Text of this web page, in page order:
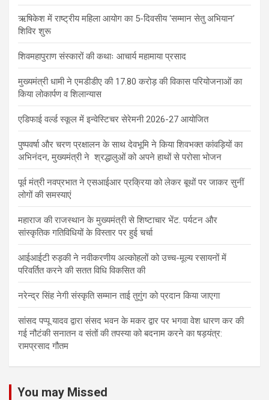
ऋषिकेश में राष्ट्रीय महिला आयोग का 5-दिवसीय ‘सम्मान सेतु अभियान’
शिविर शुरू
शिवमहापुराण संस्कारों की कथाः आचार्य महामाया प्रसाद
मुख्यमंत्री धामी ने एमडीडीए की 17.80 करोड़ की विकास परियोजनाओं का
किया लोकार्पण व शिलान्यास
एडिफाई वर्ल्ड स्कूल में इन्वेस्टिचर सेरेमनी 2026-27 आयोजित
पुष्पवर्षा और चरण प्रक्षालन के साथ देवभूमि ने किया शिवभक्त कांवड़ियों का
अभिनंदन, मुख्यमंत्री ने श्रद्धालुओं को अपने हाथों से परोसा भोजन
पूर्व मंत्री नवप्रभात ने एसआईआर प्रक्रिया को लेकर बूथों पर जाकर सुनीं
लोगों की समस्याएं
महाराज की राजस्थान के मुख्यमंत्री से शिष्टाचार भेंट. पर्यटन और
सांस्कृतिक गतिविधियों के विस्तार पर हुई चर्चा
आईआईटी रुड़की ने नवीकरणीय अल्कोहलों को उच्च-मूल्य रसायनों में
परिवर्तित करने की सतत विधि विकसित की
नरेन्द्र सिंह नेगी संस्कृति सम्मान ताई तुगुंग को प्रदान किया जाएगा
सांसद पप्पू यादव द्वारा संसद भवन के मकर द्वार पर भगवा वेश धारण कर की
गई नौटंकी सनातन व संतों की तपस्या को बदनाम करने का षड़यंत्र:
रामप्रसाद गौतम
You may Missed